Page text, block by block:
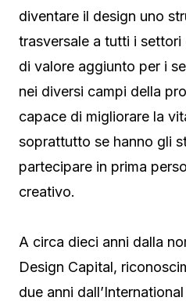
diventare il design uno
trasversale a tutti i
di valore aggiunto per i
nei diversi campi della
capace di migliorare la
soprattutto se hanno gli
partecipare in prima
creativo.
A circa dieci anni dalla
Design Capital,
due anni